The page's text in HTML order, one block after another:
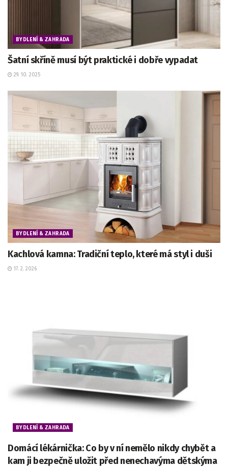
BYDLENÍ & ZAHRADA
Šatní skříně musí být praktické i dobře vypadat
29. 10. 2025
BYDLENÍ & ZAHRADA
Kachlová kamna: Tradiční teplo, které má styl i duši
17. 2. 2026
BYDLENÍ & ZAHRADA
Domácí lékárnička: Co by v ní nemělo nikdy chybět a
kam ji bezpečně uložit před nenechavýma dětskýma